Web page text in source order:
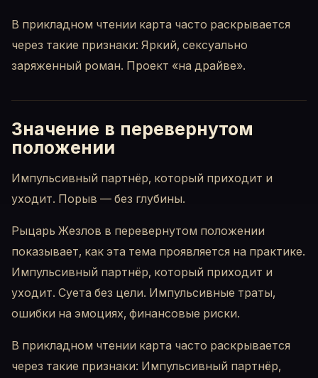
В прикладном чтении карта часто раскрывается
через такие признаки: Яркий, сексуально
заряженный роман. Проект «на драйве».
Значение в перевернутом
положении
Импульсивный партнёр, который приходит и
уходит. Порыв — без глубины.
Рыцарь Жезлов в перевернутом положении
показывает, как эта тема проявляется на практике.
Импульсивный партнёр, который приходит и
уходит. Суета без цели. Импульсивные траты,
ошибки на эмоциях, финансовые риски.
В прикладном чтении карта часто раскрывается
через такие признаки: Импульсивный партнёр,